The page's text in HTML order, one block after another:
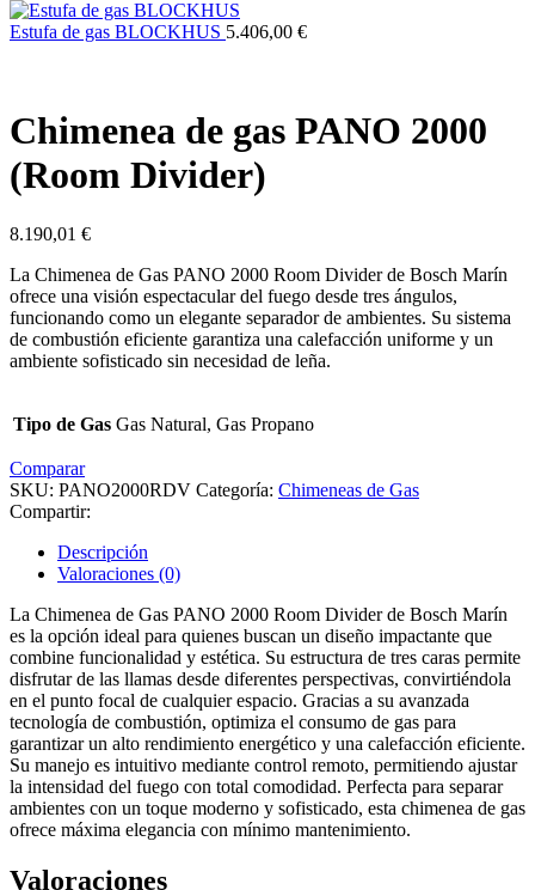
Estufa de gas BLOCKHUS 5.406,00 €
Chimenea de gas PANO 2000
(Room Divider)
8.190,01 €
La Chimenea de Gas PANO 2000 Room Divider de Bosch Marín
ofrece una visión espectacular del fuego desde tres ángulos,
funcionando como un elegante separador de ambientes. Su sistema
de combustión eficiente garantiza una calefacción uniforme y un
ambiente sofisticado sin necesidad de leña.
Tipo de Gas Gas Natural, Gas Propano
Comparar
SKU: PANO2000RDV Categoría: Chimeneas de Gas
Compartir:
Descripción
Valoraciones (0)
La Chimenea de Gas PANO 2000 Room Divider de Bosch Marín
es la opción ideal para quienes buscan un diseño impactante que
combine funcionalidad y estética. Su estructura de tres caras permite
disfrutar de las llamas desde diferentes perspectivas, convirtiéndola
en el punto focal de cualquier espacio. Gracias a su avanzada
tecnología de combustión, optimiza el consumo de gas para
garantizar un alto rendimiento energético y una calefacción eficiente.
Su manejo es intuitivo mediante control remoto, permitiendo ajustar
la intensidad del fuego con total comodidad. Perfecta para separar
ambientes con un toque moderno y sofisticado, esta chimenea de gas
ofrece máxima elegancia con mínimo mantenimiento.
Valoraciones